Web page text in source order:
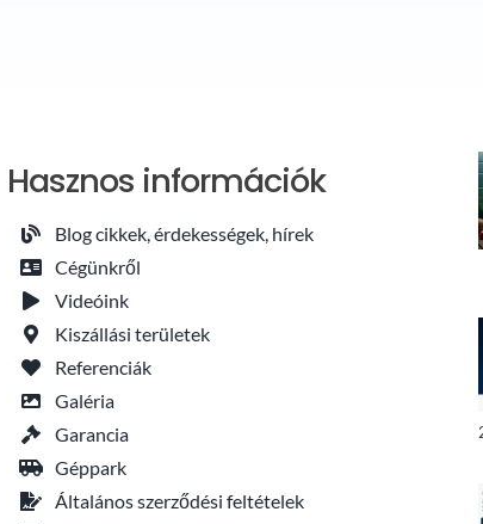
Hasznos információk
Blog cikkek, érdekességek, hírek
Cégünkről
Videóink
Kiszállási területek
Referenciák
Galéria
Garancia
Géppark
Általános szerződési feltételek